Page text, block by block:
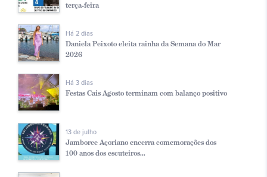
terça-feira
Há 2 dias
Daniela Peixoto eleita rainha da Semana do Mar
2026
Há 3 dias
Festas Cais Agosto terminam com balanço positivo
13 de julho
Jamboree Açoriano encerra comemorações dos
100 anos dos escuteiros...